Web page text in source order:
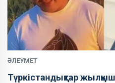
ӘЛЕУМЕТ
Түркістандықтар